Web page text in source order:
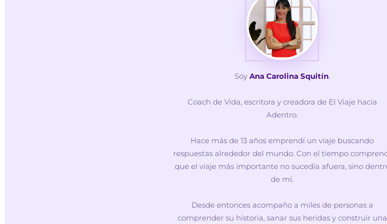
Ana Carolina Squitín
Adentro.
Hace más de 13 años emprendí un viaje buscando
respuestas alrededor del mundo. Con el tiempo comprendí
de mí.
Desde entonces acompaño a miles de personas a
comprender su historia, sanar sus heridas y construir una
Será un honor acompañarte también a vos.